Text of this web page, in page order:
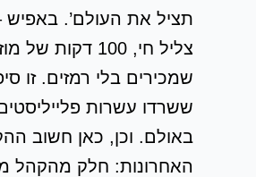
תציל את העולם’. באפיש
צליל חי, 100
שמכירים בלי רמזים. זו
ששרדו עשרות פלייליסטים
באולם. וכן, כאן חשוב
האחרונות: חלק מהקהל